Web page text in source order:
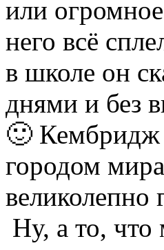
или
него всё
в школе он
днями и без
🙂 Кембридж
городом
великолепно
Ну, а то, что